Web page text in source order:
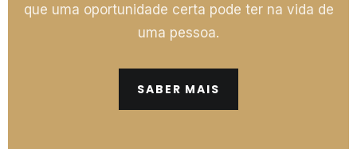
que uma oportunidade certa pode ter na vida de
uma pessoa.
SABER MAIS